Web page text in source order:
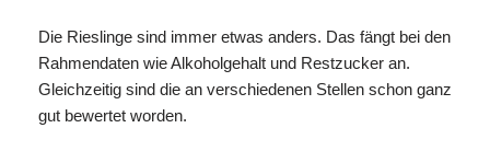
Die Rieslinge sind immer etwas anders. Das fängt bei den
Rahmendaten wie Alkoholgehalt und Restzucker an.
Gleichzeitig sind die an verschiedenen Stellen schon ganz
gut bewertet worden.